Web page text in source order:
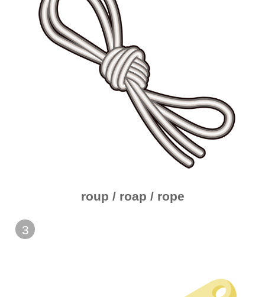
roup / roap / rope
3